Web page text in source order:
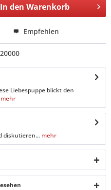
In den Warenkorb
Empfehlen
Liebespuppe blickt den
mehr
diskutieren... mehr